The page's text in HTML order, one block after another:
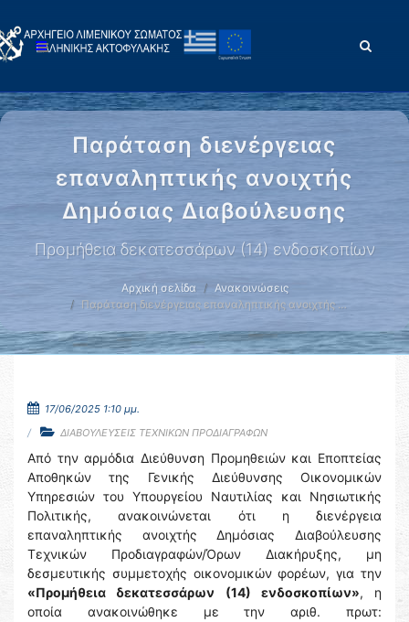
Παράταση διενέργειας
επαναληπτικής ανοιχτής
Δημόσιας Διαβούλευσης
Προμήθεια δεκατεσσάρων (14) ενδοσκοπίων
Αρχική σελίδα
Ανακοινώσεις
Παράταση διενέργειας επαναληπτικής ανοιχτής …
17/06/2025 1:10 μμ.
ΔΙΑΒΟΥΛΕΥΣΕΙΣ ΤΕΧΝΙΚΩΝ ΠΡΟΔΙΑΓΡΑΦΩΝ
Από την αρμόδια Διεύθυνση Προμηθειών και Εποπτείας
Αποθηκών της Γενικής Διεύθυνσης Οικονομικών
Υπηρεσιών του Υπουργείου Ναυτιλίας και Νησιωτικής
Πολιτικής, ανακοινώνεται ότι η διενέργεια
επαναληπτικής ανοιχτής Δημόσιας Διαβούλευσης
Τεχνικών Προδιαγραφών/Όρων Διακήρυξης, μη
δεσμευτικής συμμετοχής οικονομικών φορέων, για την
«Προμήθεια δεκατεσσάρων (14) ενδοσκοπίων», η
οποία ανακοινώθηκε με την αριθ. πρωτ: